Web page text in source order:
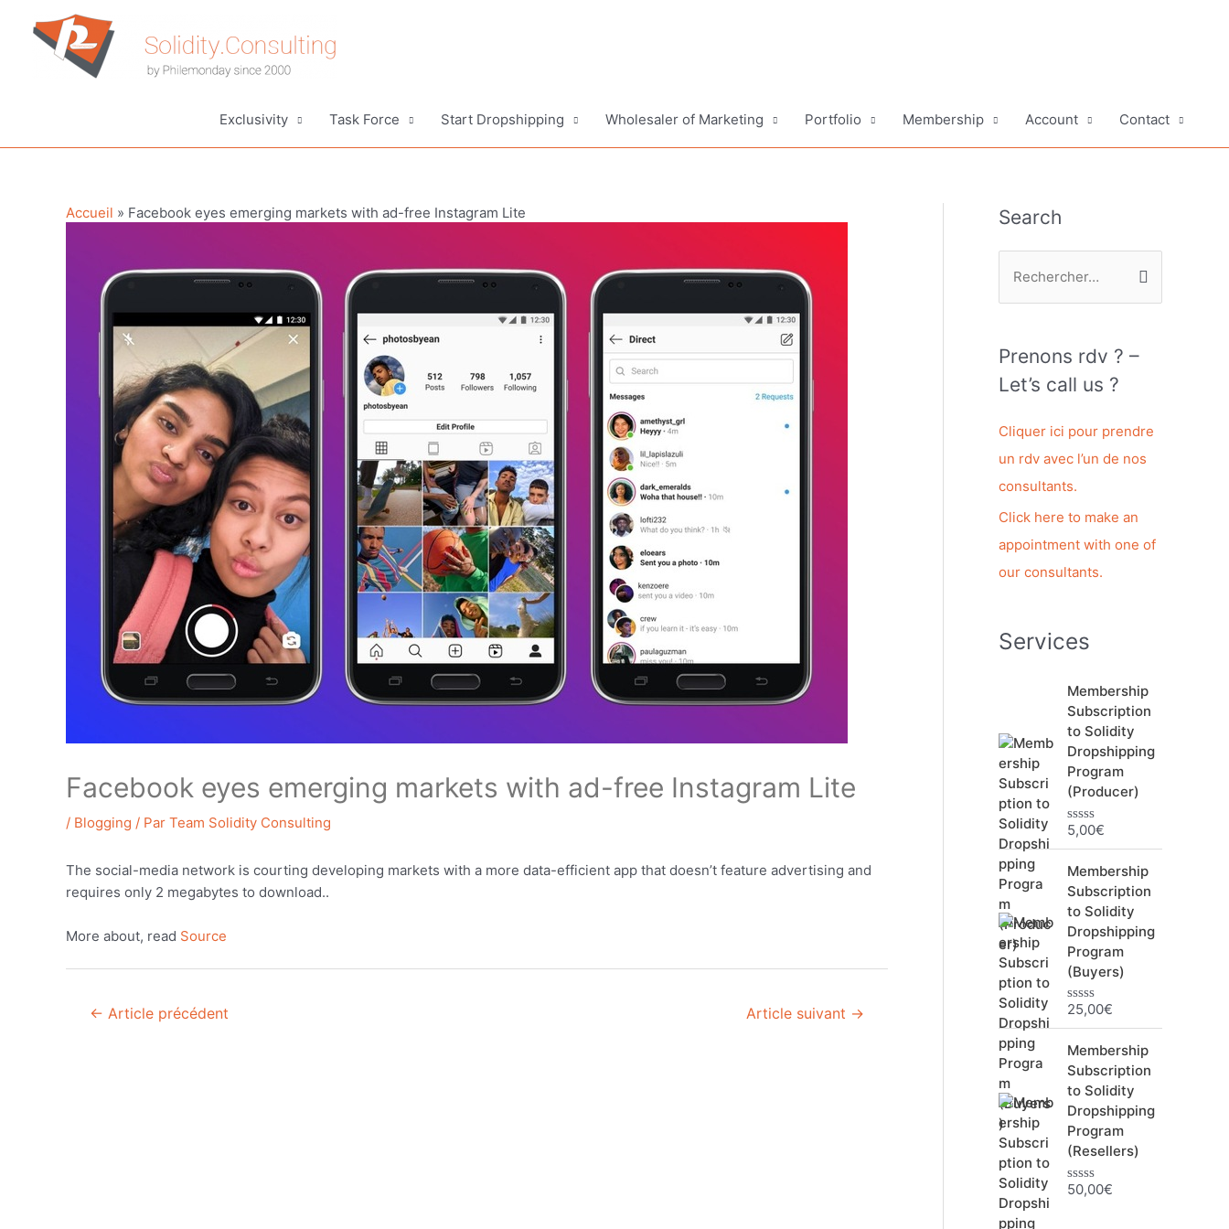
contenu
Exclusivity Task Force Start Dropshipping Wholesaler of Marketing Portfolio Membership Account Contact
Accueil » Facebook eyes emerging markets with ad-free Instagram Lite
Facebook eyes emerging markets with ad-free Instagram Lite
/ Blogging / Par Team Solidity Consulting
The social-media network is courting developing markets with a more data-efficient app that doesn’t feature advertising and
requires only 2 megabytes to download..
More about, read Source
Navigation
← Article précédent Article suivant →
Search
h
e
c
h
e
r
Prenons rdv ? –
Let’s call us ?
Cliquer ici pour prendre
un rdv avec l’un de nos
consultants.
Click here to make an
appointment with one of
our consultants.
Services
Membership
Subscription
to Solidity
Dropshipping
Program
(Producer)
N
o
e
0
s
u
r
5
5,00€
Membership
Subscription
to Solidity
Dropshipping
Program
(Buyers)
N
o
e
0
u
r
5
25,00€
Membership
Subscription
to Solidity
Dropshipping
Program
(Resellers)
N
50,00€